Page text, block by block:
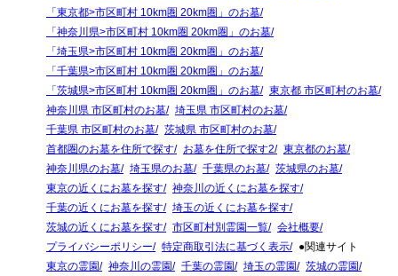
「東京都>市区町村 10km圏 20km圏」のお墓
「神奈川県>市区町村 10km圏 20km圏」のお墓
「埼玉県>市区町村 10km圏 20km圏」のお墓
「千葉県>市区町村 10km圏 20km圏」のお墓
「茨城県>市区町村 10km圏 20km圏」のお墓
東京都 市区町村のお墓
神奈川県 市区町村のお墓
埼玉県 市区町村のお墓
千葉県 市区町村のお墓
茨城県 市区町村のお墓
首都圏のお墓を住所で探す
お墓を住所で探す2
東京都のお墓
神奈川県のお墓
埼玉県のお墓 千葉県のお墓
茨城県のお墓
東京の近くにお墓を探す
神奈川の近くにお墓を探す
千葉の近くにお墓を探す
埼玉の近くにお墓を探す
茨城の近くにお墓を探す
市区町村別霊園一覧
会社概要
プライバシーポリシー
特定商取引法に基づく表示
●関連サイト
東京の霊園
神奈川の霊園 千葉の霊園 埼玉の霊園 茨城の霊園